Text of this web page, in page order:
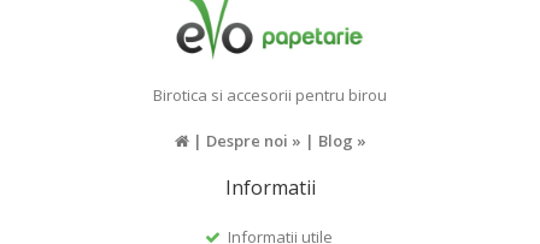
Birotica si accesorii pentru birou
| Despre noi » | Blog »
Informatii
Informatii utile